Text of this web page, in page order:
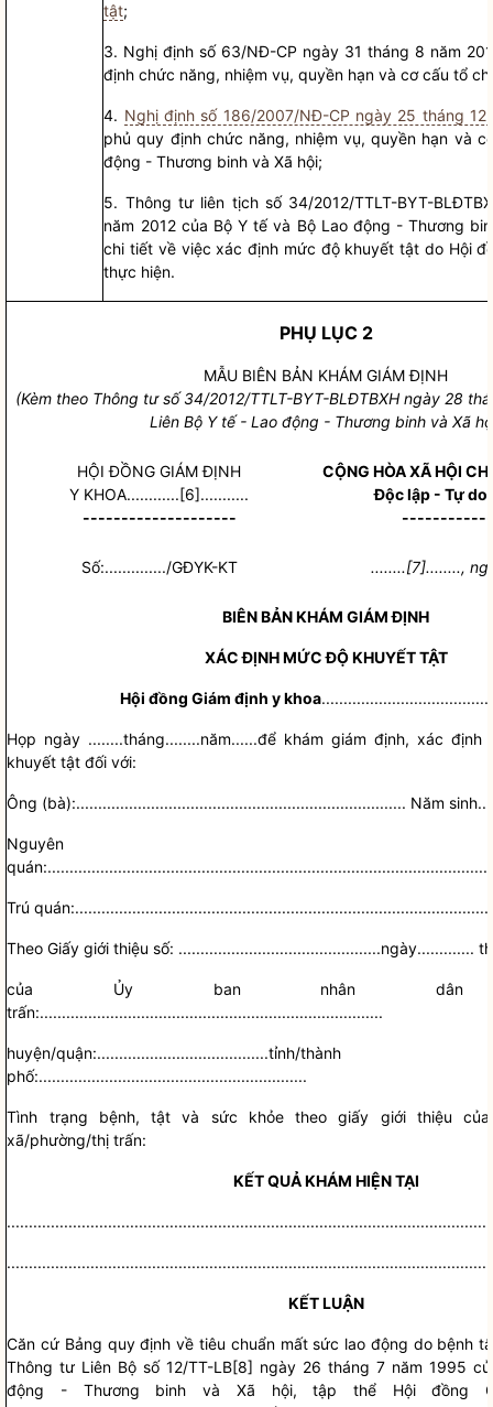
tật;
3. Nghị định số 63/NĐ-CP ngày 31 tháng 8 năm
định chức năng, nhiệm vụ,quyền hạn và cơ cấu tổ
4. Nghị định số 186/2007/NĐ-CP ngày 25 tháng 12
phủ quy định chức năng, nhiệm vụ,quyền hạn và
động - Thương binh và Xã hội;
5. Thông tư liên tịch số 34/2012/TTLT-BYT-
năm 2012 của Bộ Y tế và Bộ Lao động - Thương
chi tiết về việc xác định mức độ khuyết tật do Hội
thực hiện.
PHỤ LỤC 2
MẪU BIÊN BẢN KHÁM GIÁM ĐỊNH
(Kèm theo Thông tư số34/2012/TTLT-BYT-BLĐTBXH ngày 28 thá
Liên Bộ Y tế - Lao động - Thương binh và Xã
HỘI ĐỒNG GIÁM ĐỊNH
Y KHOA............[6]...........
--------------------
CỘNG HÒA XÃ HỘI
Độc lập - Tự do
Số:............../GĐYK-KT ........[7]........,
BIÊN BẢN KHÁM GIÁM ĐỊNH
XÁC ĐỊNH MỨC ĐỘ KHUYẾT TẬT
Hội đồng Giám định y khoa
Họp ngày ........tháng........năm......để khám giám định, xác
khuyết tật đối với:
Ông (bà):........................................................................... Năm sinh
Nguyên
quán:
Trú quán:
Theo Giấy giới thiệu số: ..............................................ngày.............
của Ủy ban nhân dân
trấn:..............................................................................
huyện/quận:.......................................tỉnh/thành
phố:.............................................................
Tình trạng bệnh, tật và sức khỏe theo giấy giới thiệu
xã/phường/thị trấn:
KẾT QUẢ KHÁM HIỆN TẠI
KẾT LUẬN
Căn cứ Bảng quy định về tiêu chuẩn mất sức lao động do bệnh
Thông tư Liên Bộ số 12/TT-LB[8] ngày 26 tháng 7 năm 1995
động - Thương binh và Xã hội, tập thể Hội đồng